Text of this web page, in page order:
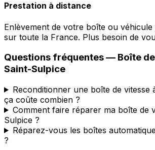
Prestation à distance
Enlèvement de votre boîte ou
sur toute la France. Plus besoin de
Questions fréquentes — Boîte
Saint-Sulpice
Reconditionner une boîte de vitesse
ça coûte combien ?
Comment faire réparer ma boîte de
Sulpice ?
Réparez-vous les boîtes
?